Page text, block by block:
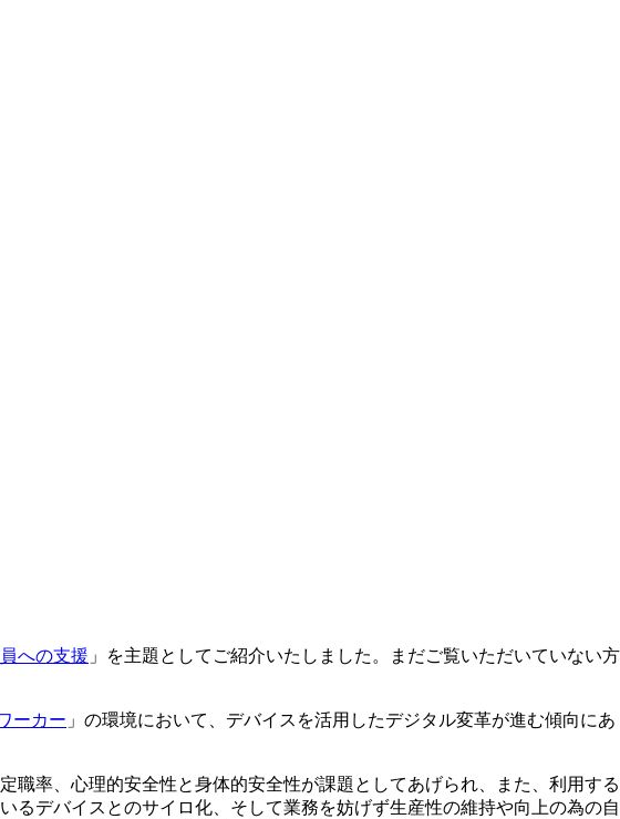
への支援 」を主題としてご紹介いたしました。まだご覧いただいていない方
ーカー 」の環境において、デバイスを活用したデジタル変革が進む傾向にあ
率、心理的安全性と身体的安全性が課題としてあげられ、また、利用する
デバイスとのサイロ化、そして業務を妨げず生産性の維持や向上の為の自